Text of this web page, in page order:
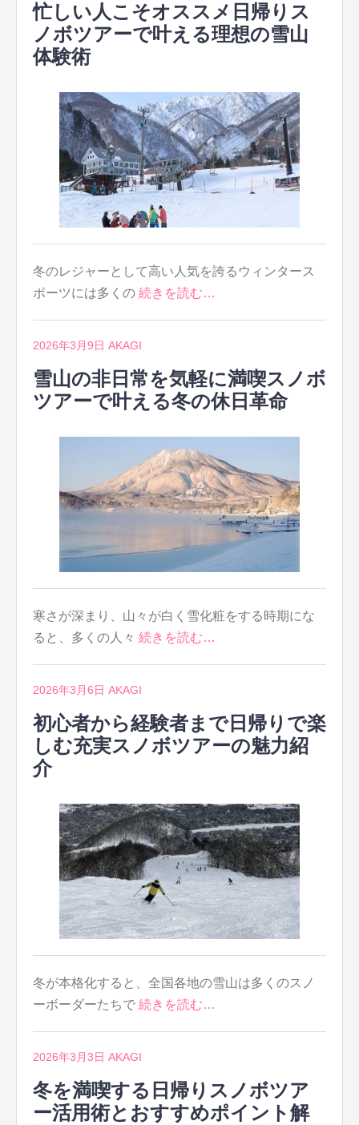
忙しい人こそオススメ日帰りス
ノボツアーで叶える理想の雪山
体験術
冬のレジャーとして高い人気を誇るウィンタース
ポーツには多くの 続きを読む…
2026年3月9日 AKAGI
雪山の非日常を気軽に満喫スノボ
ツアーで叶える冬の休日革命
寒さが深まり、山々が白く雪化粧をする時期にな
ると、多くの人々 続きを読む…
2026年3月6日 AKAGI
初心者から経験者まで日帰りで楽
しむ充実スノボツアーの魅力紹
介
冬が本格化すると、全国各地の雪山は多くのスノ
ーボーダーたちで 続きを読む…
2026年3月3日 AKAGI
冬を満喫する日帰りスノボツア
ー活用術とおすすめポイント解